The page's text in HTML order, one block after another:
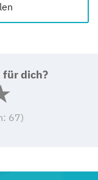
für dich?
67)